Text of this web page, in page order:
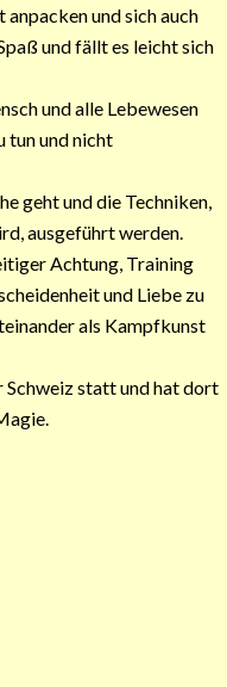
und sich auch
und fällt es leicht sich
und alle Lebewesen
tun und nicht
geht und die Techniken,
ausgeführt werden.
Achtung, Training
und Liebe zu
als Kampfkunst
Schweiz statt und hat dort